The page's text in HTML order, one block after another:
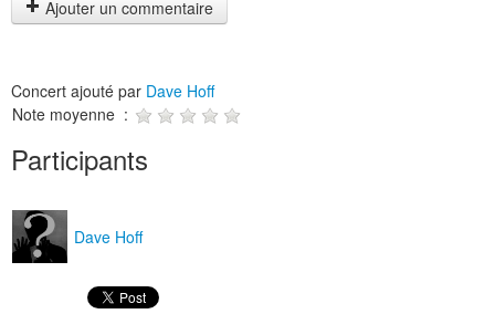
Ajouter un commentaire
Concert ajouté par Dave Hoff
Note moyenne :
Participants
Dave Hoff